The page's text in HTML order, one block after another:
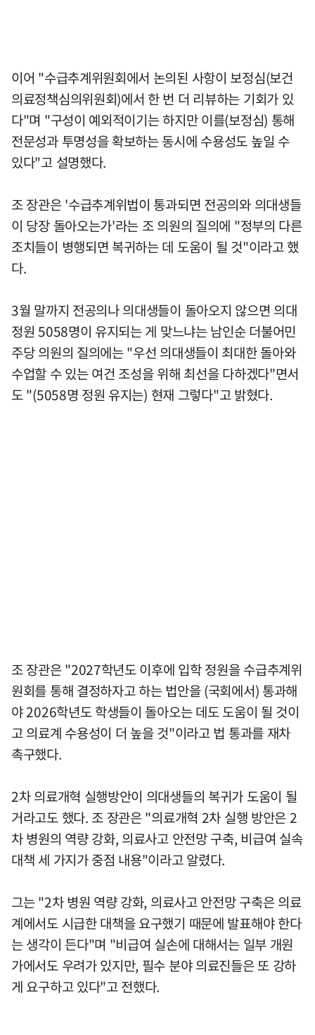
이어 "수급추계위원회에서 논의된 사항이 보정심(보건
의료정책심의위원회)에서 한 번 더 리뷰하는 기회가 있
다"며 "구성이 예외적이기는 하지만 이를(보정심) 통해
전문성과 투명성을 확보하는 동시에 수용성도 높일 수
있다"고 설명했다.
조 장관은 '수급추계위법이 통과되면 전공의와 의대생들
이 당장 돌아오는가'라는 조 의원의 질의에 "정부의 다른
조치들이 병행되면 복귀하는 데 도움이 될 것"이라고 했
다.
3월 말까지 전공의나 의대생들이 돌아오지 않으면 의대
정원 5058명이 유지되는 게 맞느냐는 남인순 더불어민
주당 의원의 질의에는 "우선 의대생들이 최대한 돌아와
수업할 수 있는 여건 조성을 위해 최선을 다하겠다"면서
도 "(5058명 정원 유지는) 현재 그렇다"고 밝혔다.
조 장관은 "2027학년도 이후에 입학 정원을 수급추계위
원회를 통해 결정하자고 하는 법안을 (국회에서) 통과해
야 2026학년도 학생들이 돌아오는 데도 도움이 될 것이
고 의료계 수용성이 더 높을 것"이라고 법 통과를 재차
촉구했다.
2차 의료개혁 실행방안이 의대생들의 복귀가 도움이 될
거라고도 했다. 조 장관은 "의료개혁 2차 실행 방안은 2
차 병원의 역량 강화, 의료사고 안전망 구축, 비급여 실속
대책 세 가지가 중점 내용"이라고 알렸다.
그는 "2차 병원 역량 강화, 의료사고 안전망 구축은 의료
계에서도 시급한 대책을 요구했기 때문에 발표해야 한다
는 생각이 든다"며 "비급여 실손에 대해서는 일부 개원
가에서도 우려가 있지만, 필수 분야 의료진들은 또 강하
게 요구하고 있다"고 전했다.